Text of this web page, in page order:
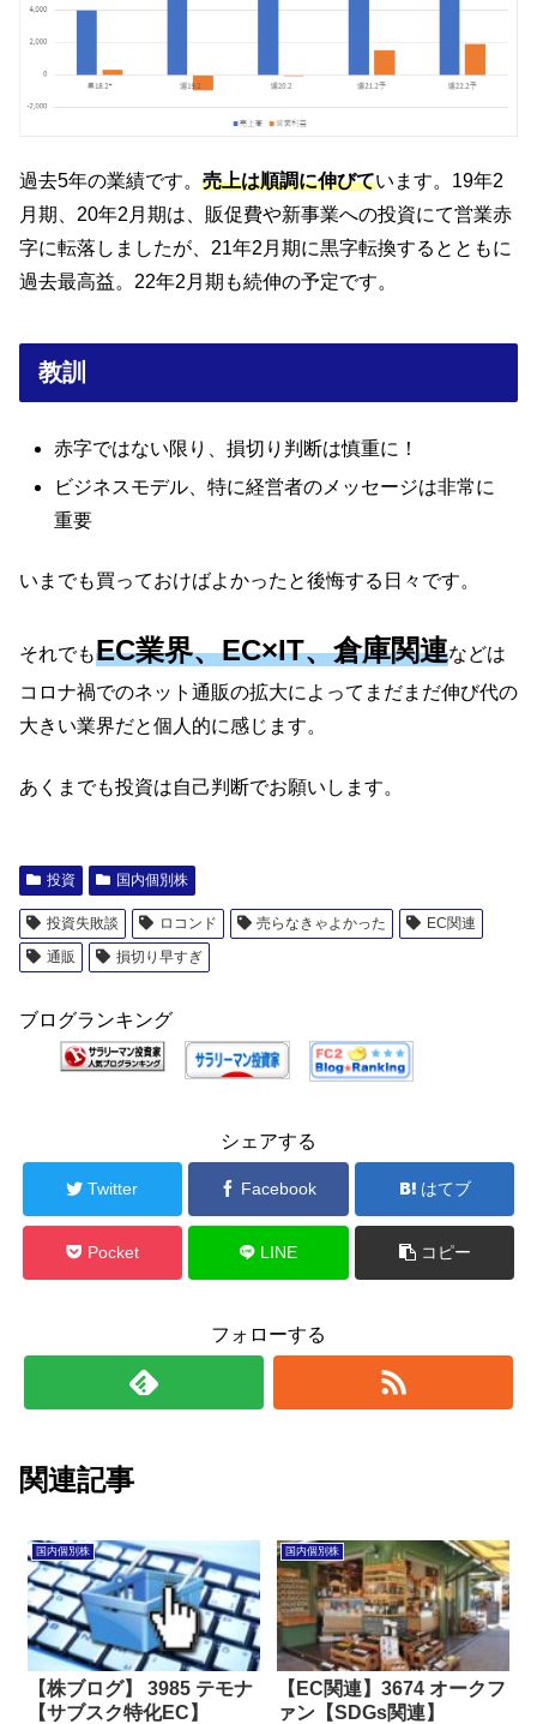
過去5年の業績です。 売上は順調に伸びています。19年2
月期、20年2月期は、販促費や新事業への投資にて営業赤
字に転落しましたが、21年2月期に黒字転換するとともに
過去最高益。22年2月期も続伸の予定です。
教訓
赤字ではない限り、損切り判断は慎重に！
ビジネスモデル、特に経営者のメッセージは非常に
重要
いまでも買っておけばよかったと後悔する日々です。
それでもEC業界、EC×IT、倉庫関連などは
コロナ禍でのネット通販の拡大によってまだまだ伸び代の
大きい業界だと個人的に感じます。
あくまでも投資は自己判断でお願いします。
投資 国内個別株
投資失敗談 ロコンド 売らなきゃよかった
EC関連
通販
損切り早すぎ
ブログランキング
シェアする
Twitter Facebook はてブ
Pocket LINE コピー
フォローする
関連記事
国内個別株
【株ブログ】 3985 テモナ
【サブスク特化EC】
国内個別株
【EC関連】3674 オークフ
ァン【SDGs関連】